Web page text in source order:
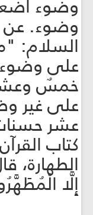
وضوء
وضوء. عن
السلام:
على وضوء
خمسٌ
على غير
عشر
كتاب
الطهارة،
إِلَّا